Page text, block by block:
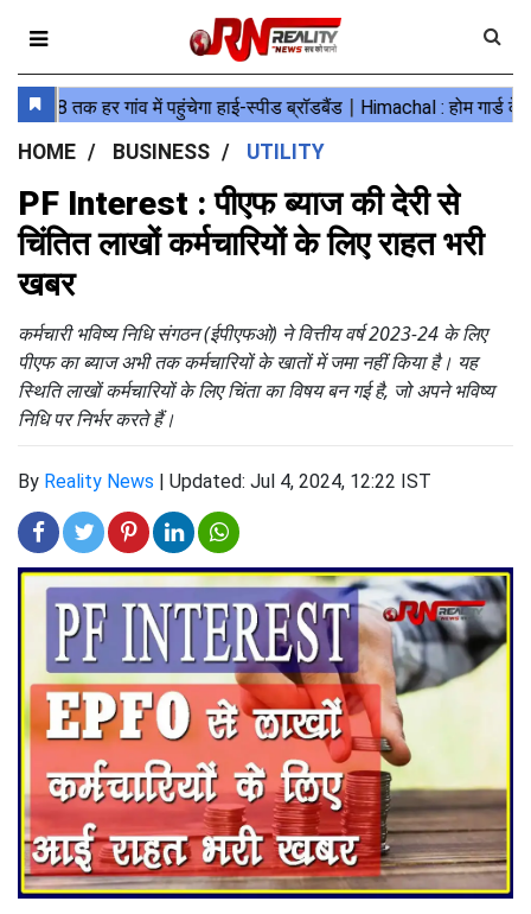
HOME BUSINESS UTILITY
PF Interest : पीएफ ब्याज की देरी से
चिंतित लाखों कर्मचारियों के लिए राहत भरी
खबर
कर्मचारी भविष्य निधि संगठन (ईपीएफओ) ने वित्तीय वर्ष 2023-24 के लिए
पीएफ का ब्याज अभी तक कर्मचारियों के खातों में जमा नहीं किया है। यह
स्थिति लाखों कर्मचारियों के लिए चिंता का विषय बन गई है, जो अपने भविष्य
निधि पर निर्भर करते हैं।
By Reality News | Updated: Jul 4, 2024, 12:22 IST